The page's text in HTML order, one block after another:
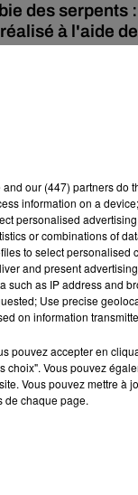
des serpents
à l'aide
pas avoir peur
en
. En
assuré...ou pas !
seraient bons pour
and our (447) partnersdo
information on a
personalised
or combinations of
to select personalised
and present
such as IP address and
Use precise
on information
pouvez accepter en
choix". Vous pouvez
Vous pouvez mettre à
de chaque page.